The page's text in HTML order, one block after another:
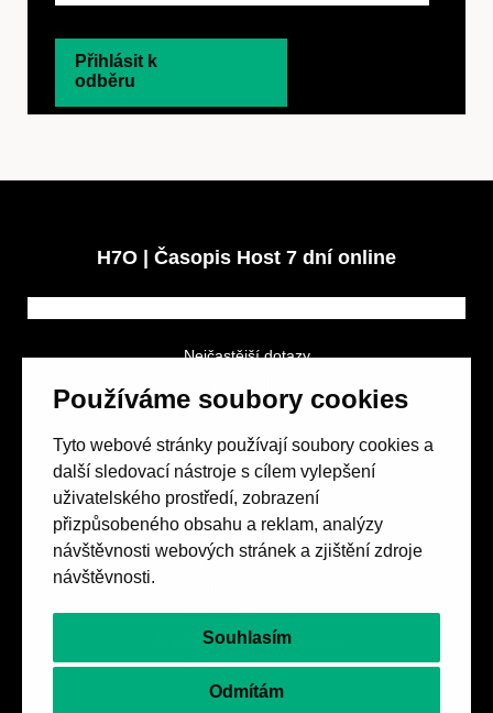
Používáme soubory cookies
Tyto webové stránky používají soubory cookies a
další sledovací nástroje s cílem vylepšení
uživatelského prostředí, zobrazení
přizpůsobeného obsahu a reklam, analýzy
návštěvnosti webových stránek a zjištění zdroje
návštěvnosti.
Souhlasím
Odmítám
Přihlásit k
odběru
H7O | Časopis Host 7 dní online
Nejčastější dotazy
Obchodní podmínky
Spolek přátel vydávání
657 42 Brno-střed
objednavky@casopishost.cz
+420 775 995 695